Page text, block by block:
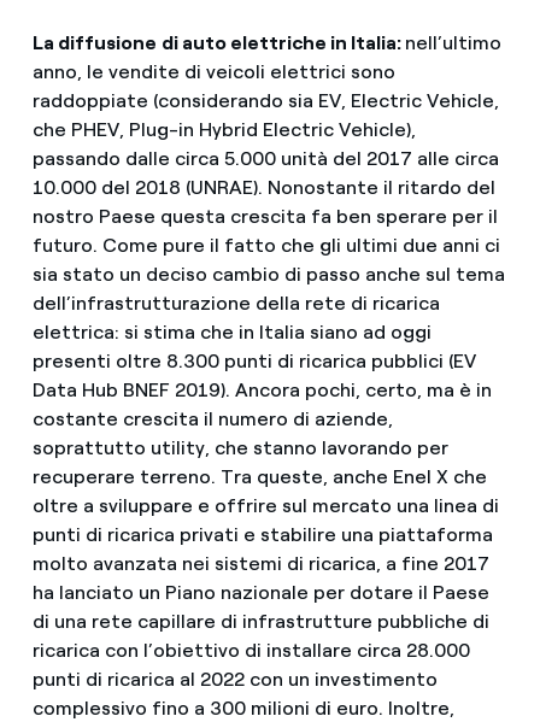
La diffusione di auto elettriche in Italia: nell’ultimo
anno, le vendite di veicoli elettrici sono
raddoppiate (considerando sia EV, Electric Vehicle,
che PHEV, Plug-in Hybrid Electric Vehicle),
passando dalle circa 5.000 unità del 2017 alle circa
10.000 del 2018 (UNRAE). Nonostante il ritardo del
nostro Paese questa crescita fa ben sperare per il
futuro. Come pure il fatto che gli ultimi due anni ci
sia stato un deciso cambio di passo anche sul tema
dell’infrastrutturazione della rete di ricarica
elettrica: si stima che in Italia siano ad oggi
presenti oltre 8.300 punti di ricarica pubblici (EV
Data Hub BNEF 2019). Ancora pochi, certo, ma è in
costante crescita il numero di aziende,
soprattutto utility, che stanno lavorando per
recuperare terreno. Tra queste, anche Enel X che
oltre a sviluppare e offrire sul mercato una linea di
punti di ricarica privati e stabilire una piattaforma
molto avanzata nei sistemi di ricarica, a fine 2017
ha lanciato un Piano nazionale per dotare il Paese
di una rete capillare di infrastrutture pubbliche di
ricarica con l’obiettivo di installare circa 28.000
punti di ricarica al 2022 con un investimento
complessivo fino a 300 milioni di euro. Inoltre,